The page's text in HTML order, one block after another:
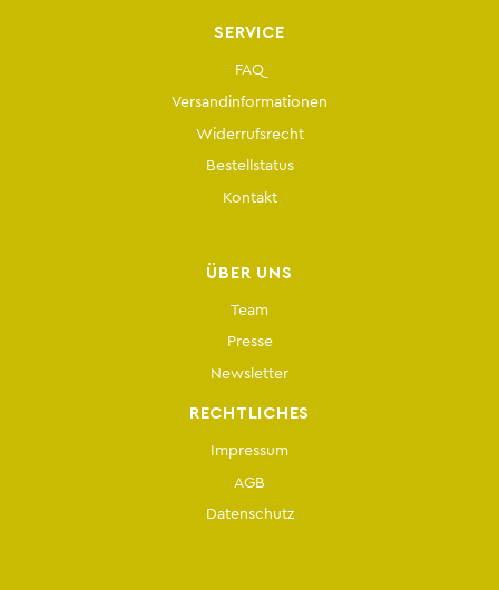
SERVICE
FAQ
Versandinformationen
Widerrufsrecht
Bestellstatus
Kontakt
ÜBER UNS
Team
Presse
Newsletter
RECHTLICHES
Impressum
AGB
Datenschutz